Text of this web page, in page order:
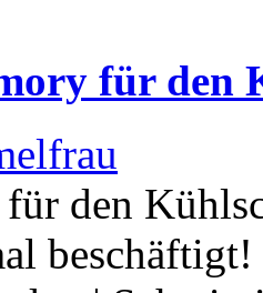
für den
den
beschäftigt!